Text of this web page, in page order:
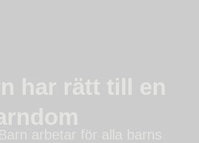
har rätt till en
arbetar för alla barns